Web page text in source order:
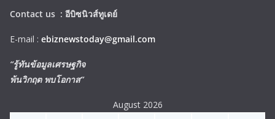
Contact us : อีบิซนิวส์ทูเดย์
E-mail : ebiznewstoday@gmail.com
“รู้ทันข้อมูลเศรษฐกิจ
พ้นวิกฤต พบโอกาส”
August 2026